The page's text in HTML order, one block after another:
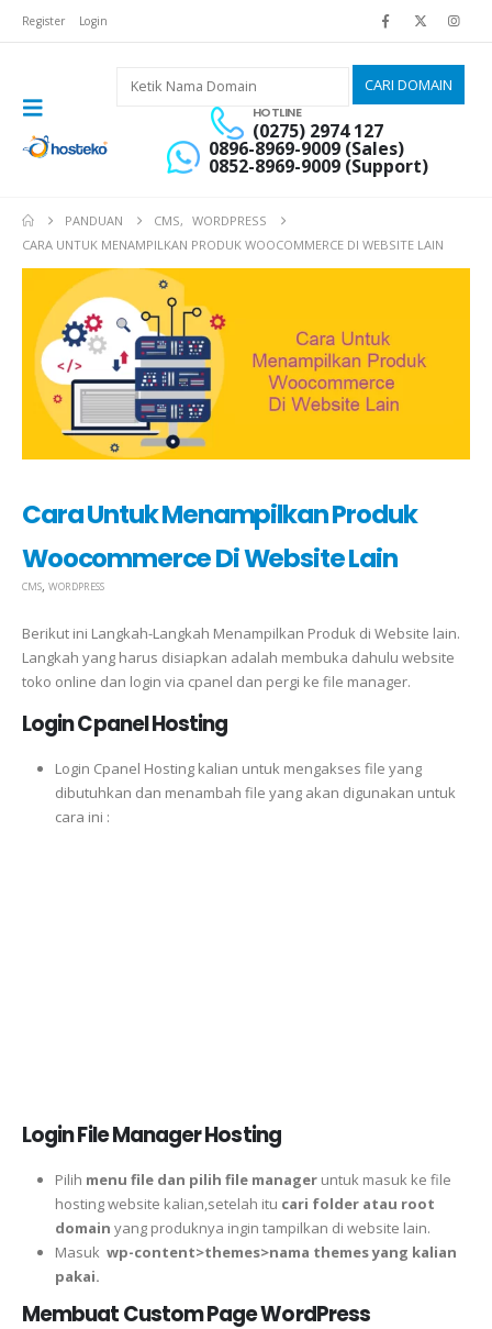
Register Login
HOTLINE
(0275) 2974 127
0896-8969-9009 (Sales)
0852-8969-9009 (Support)
PANDUAN CMS,
WORDPRESS
CARA UNTUK MENAMPILKAN PRODUK WOOCOMMERCE DI WEBSITE LAIN
Cara Untuk Menampilkan Produk
Woocommerce Di Website Lain
CMS, WORDPRESS
Berikut ini Langkah-Langkah Menampilkan Produk di Website lain.
Langkah yang harus disiapkan adalah membuka dahulu website
toko online dan login via cpanel dan pergi ke file manager.
Login Cpanel Hosting
Login Cpanel Hosting kalian untuk mengakses file yang
dibutuhkan dan menambah file yang akan digunakan untuk
cara ini :
Login File Manager Hosting
Pilih menu file dan pilih file manageruntuk masuk ke file
hosting website kalian,setelah itu cari folder atau root
domain yang produknya ingin tampilkan di website lain.
Masuk wp-content>themes>nama themes yang kalian
pakai.
Membuat Custom Page WordPress